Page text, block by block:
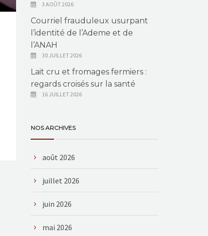
3 AOÛT 2026
Courriel frauduleux usurpant
l’identité de l’Ademe et de
l’ANAH
30 JUILLET 2026
Lait cru et fromages fermiers :
regards croisés sur la santé
16 JUILLET 2026
NOS ARCHIVES
août 2026
juillet 2026
juin 2026
mai 2026